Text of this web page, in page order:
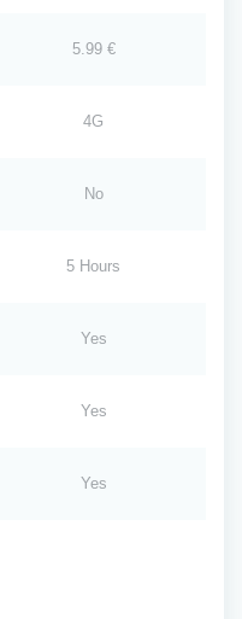
5.99 €
4G
No
5 Hours
Yes
Yes
Yes